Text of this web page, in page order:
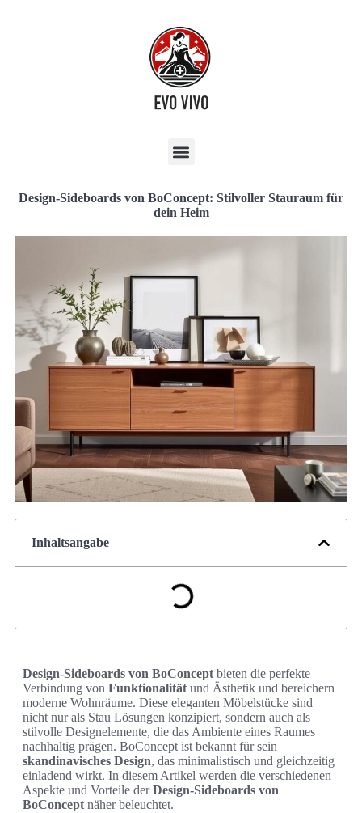
Design-Sideboards von BoConcept: Stilvoller Stauraum für
dein Heim
Inhaltsangabe
Design-Sideboards von BoConcept bieten die perfekte
Verbindung von Funktionalität und Ästhetik und bereichern
moderne Wohnräume. Diese eleganten Möbelstücke sind
nicht nur als Stau Lösungen konzipiert, sondern auch als
stilvolle Designelemente, die das Ambiente eines Raumes
nachhaltig prägen. BoConcept ist bekannt für sein
skandinavisches Design, das minimalistisch und gleichzeitig
einladend wirkt. In diesem Artikel werden die verschiedenen
Aspekte und Vorteile derDesign-Sideboards von
BoConcept näher beleuchtet.